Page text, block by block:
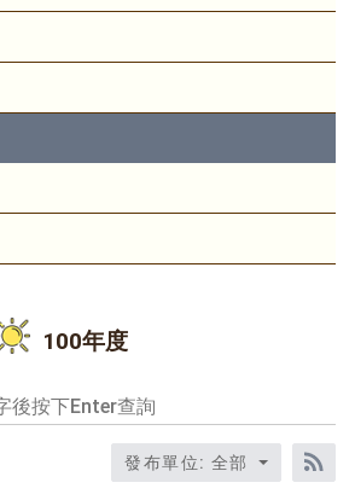
100年度
發布單位: 全部